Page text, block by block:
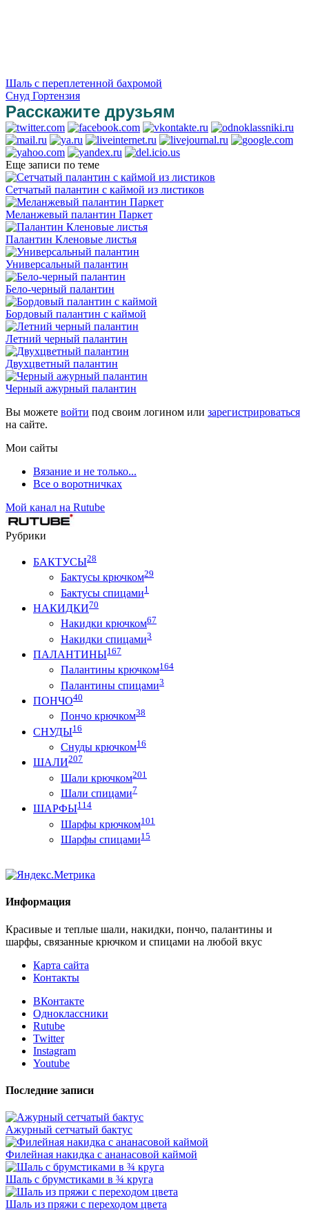
Шаль с переплетенной бахромой
Снуд Гортензия
Расскажите друзьям
Еще записи по теме
Сетчатый палантин с каймой из листиков
Меланжевый палантин Паркет
Палантин Кленовые листья
Универсальный палантин
Бело-черный палантин
Бордовый палантин с каймой
Летний черный палантин
Двухцветный палантин
Черный ажурный палантин
Вы можете войти под своим логином или зарегистрироваться
на сайте.
Мои сайты
Вязание и не только...
Все о воротничках
Мой канал на Rutube
Рубрики
БАКТУСЫ28
Бактусы крючком29
Бактусы спицами1
НАКИДКИ70
Накидки крючком67
Накидки спицами3
ПАЛАНТИНЫ167
Палантины крючком164
Палантины спицами3
ПОНЧО40
Пончо крючком38
СНУДЫ16
Снуды крючком16
ШАЛИ207
Шали крючком201
Шали спицами7
ШАРФЫ114
Шарфы крючком101
Шарфы спицами15
Информация
Красивые и теплые шали, накидки, пончо, палантины и
шарфы, связанные крючком и спицами на любой вкус
Карта сайта
Контакты
ВКонтакте
Одноклассники
Rutube
Twitter
Instagram
Youtube
Последние записи
Ажурный сетчатый бактус
Филейная накидка с ананасовой каймой
Шаль с брумстиками в ¾ круга
Шаль из пряжи с переходом цвета